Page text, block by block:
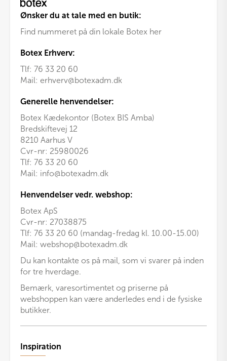
Ønsker du at tale med en butik:
Find nummeret på din lokale Botex her
Botex Erhverv:
Tlf: 76 33 20 60
Mail: erhverv@botexadm.dk
Generelle henvendelser:
Botex Kædekontor (Botex BIS Amba)
Bredskiftevej 12
8210 Aarhus V
Cvr-nr: 25980026
Tlf: 76 33 20 60
Mail: info@botexadm.dk
Henvendelser vedr. webshop:
Botex ApS
Cvr-nr: 27038875
Tlf: 76 33 20 60 (mandag-fredag kl. 10.00-15.00)
Mail: webshop@botexadm.dk
Du kan kontakte os på mail, som vi svarer på inden
for tre hverdage.
Bemærk, varesortimentet og priserne på
webshoppen kan være anderledes end i de fysiske
butikker.
Inspiration